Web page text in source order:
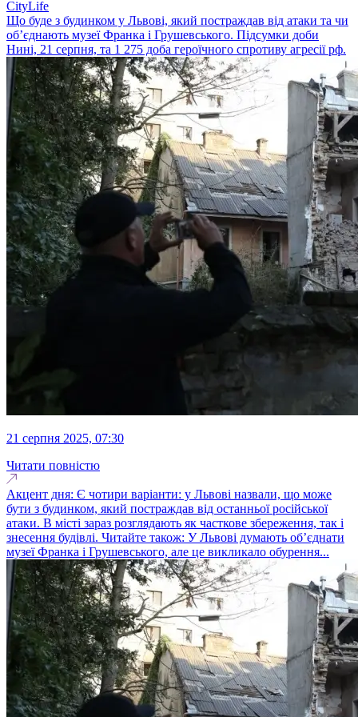
CityLife
Що буде з будинком у Львові, який постраждав від атаки та чи
об’єднають музеї Франка і Грушевського. Підсумки доби
Нині, 21 серпня, та 1 275 доба героїчного спротиву агресії рф.
21 серпня 2025, 07:30
Читати повністю
Акцент дня: Є чотири варіанти: у Львові назвали, що може
бути з будинком, який постраждав від останньої російської
атаки. В місті зараз розглядають як часткове збереження, так і
знесення будівлі. Читайте також: У Львові думають об’єднати
музеї Франка і Грушевського, але це викликало обурення...